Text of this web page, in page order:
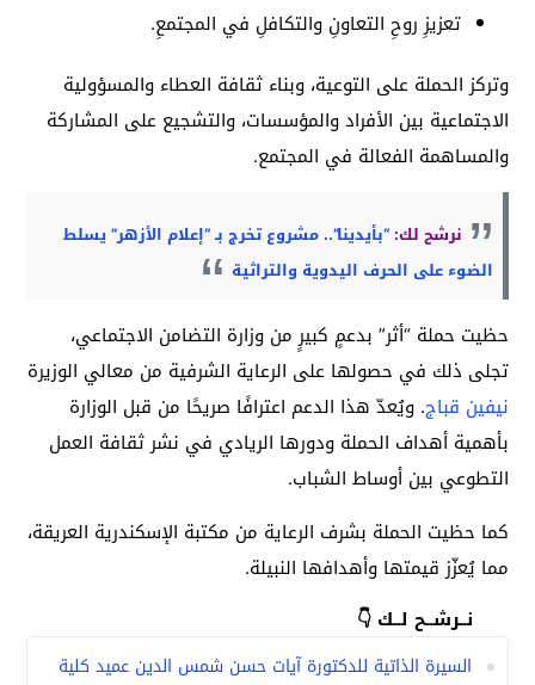
تعزيزِ روحِ التعاونِ والتكافلِ في المجتمعِ.
وتركز الحملة على التوعية، وبناء ثقافة العطاء والمسؤولية
الاجتماعية بين الأفراد والمؤسسات، والتشجيع على المشاركة
والمساهمة الفعالة في المجتمع.
نرشح لك:“بأيدينا”.. مشروع تخرج بـ “إعلام الأزهر” يسلط
الضوء على الحرف اليدوية والتراثية
حظيت حملة “أثر” بدعمٍ كبيرٍ من وزارة التضامن الاجتماعي،
تجلى ذلك في حصولها على الرعاية الشرفية من معالي الوزيرة
نيفين قباج. ويُعدّ هذا الدعم اعترافًا صريحًا من قبل الوزارة
بأهمية أهداف الحملة ودورها الريادي في نشر ثقافة العمل
التطوعي بين أوساط الشباب.
كما حظيت الحملة بشرف الرعاية من مكتبة الإسكندرية العريقة،
مما يُعزّز قيمتها وأهدافها النبيلة.
نــرشــح لــك 👇
السيرة الذاتية للدكتورة آيات حسن شمس الدين عميد كلية